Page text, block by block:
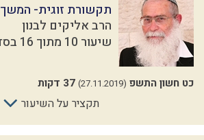
תקשורת זוגית- המשך
הרב אליקים לבנון
שיעור 10 מתוך 16 בסדרת
כט חשון התשפ (27.11.2019) 37 דקות
תקציר על השיעור